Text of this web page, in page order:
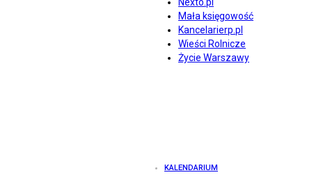
Mała księgowość
Kancelarierp.pl
Wieści Rolnicze
Życie Warszawy
KALENDARIUM